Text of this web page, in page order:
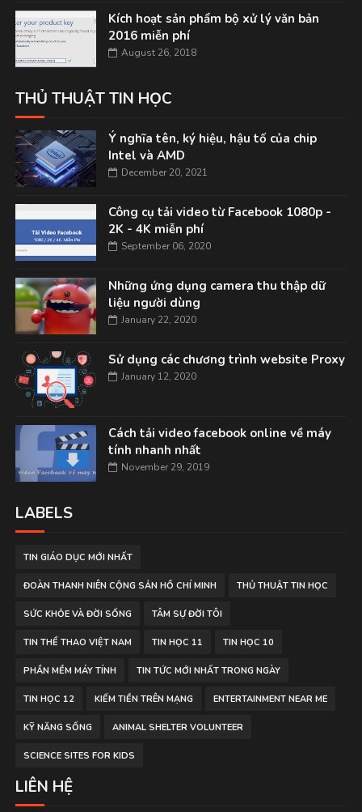
Kích hoạt sản phẩm bộ xử lý văn bản
2016 miễn phí
August 26, 2018
THỦ THUẬT TIN HỌC
Ý nghĩa tên, ký hiệu, hậu tố của chip
Intel và AMD
December 20, 2021
Công cụ tải video từ Facebook 1080p -
2K - 4K miễn phí
September 06, 2020
Những ứng dụng camera thu thập dữ
liệu người dùng
January 22, 2020
Sử dụng các chương trình website Proxy
January 12, 2020
Cách tải video facebook online về máy
tính nhanh nhất
November 29, 2019
LABELS
TIN GIÁO DỤC MỚI NHẤT
ĐOÀN THANH NIÊN CỘNG SẢN HỒ CHÍ MINH THỦ THUẬT TIN HỌC
SỨC KHỎE VÀ ĐỜI SỐNG TÂM SỰ ĐỜI TÔI
TIN THỂ THAO VIỆT NAM TIN HỌC 11 TIN HỌC 10
PHẦN MỀM MÁY TÍNH TIN TỨC MỚI NHẤT TRONG NGÀY
TIN HỌC 12 KIẾM TIỀN TRÊN MẠNG ENTERTAINMENT NEAR ME
KỸ NĂNG SỐNG ANIMAL SHELTER VOLUNTEER
SCIENCE SITES FOR KIDS
LIÊN HỆ